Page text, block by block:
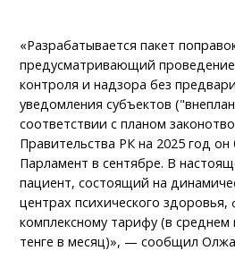
«Разрабатывается пакет
предусматривающий проведение
контроля и надзора без
уведомления субъектов
соответствии с планом
Правительства РК на 2025 год он
Парламент в сентябре. В
пациент, состоящий на
центрах психического здоровья,
комплексному тарифу (в
тенге в месяц)», — сообщил